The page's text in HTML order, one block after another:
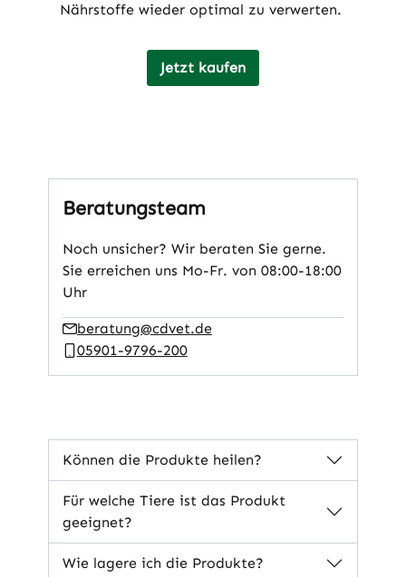
Nährstoffe wieder optimal zu verwerten.
Jetzt kaufen
Beratungsteam
Noch unsicher? Wir beraten Sie gerne.
Sie erreichen uns Mo-Fr. von 08:00-18:00
Uhr
beratung@cdvet.de
05901-9796-200
Können die Produkte heilen?
Für welche Tiere ist das Produkt
geeignet?
Wie lagere ich die Produkte?